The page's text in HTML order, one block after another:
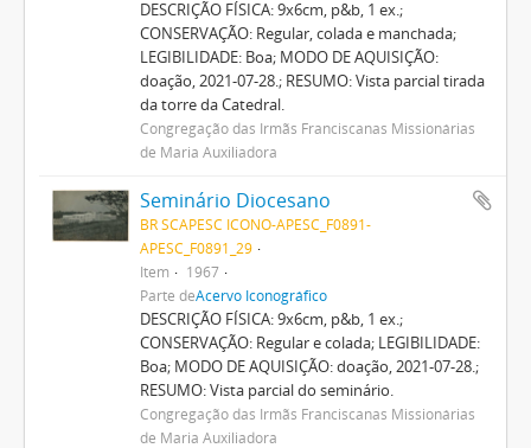
DESCRIÇÃO FÍSICA: 9x6cm, p&b, 1 ex.;
CONSERVAÇÃO: Regular, colada e manchada;
LEGIBILIDADE: Boa; MODO DE AQUISIÇÃO:
doação, 2021-07-28.; RESUMO: Vista parcial tirada
da torre da Catedral.
Congregação das Irmãs Franciscanas Missionárias
de Maria Auxiliadora
Seminário Diocesano
BR SCAPESC ICONO-APESC_F0891-
APESC_F0891_29
Item
1967
Parte deAcervo Iconográfico
DESCRIÇÃO FÍSICA: 9x6cm, p&b, 1 ex.;
CONSERVAÇÃO: Regular e colada; LEGIBILIDADE:
Boa; MODO DE AQUISIÇÃO: doação, 2021-07-28.;
RESUMO: Vista parcial do seminário.
Congregação das Irmãs Franciscanas Missionárias
de Maria Auxiliadora